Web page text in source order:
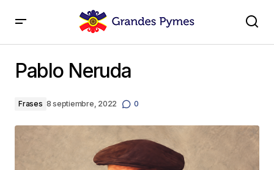
Pablo Neruda
Frases 8 septiembre, 2022 0